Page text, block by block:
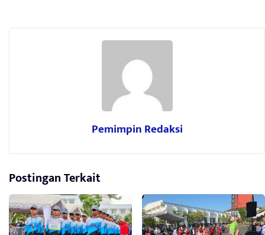
Pemimpin Redaksi
Postingan Terkait